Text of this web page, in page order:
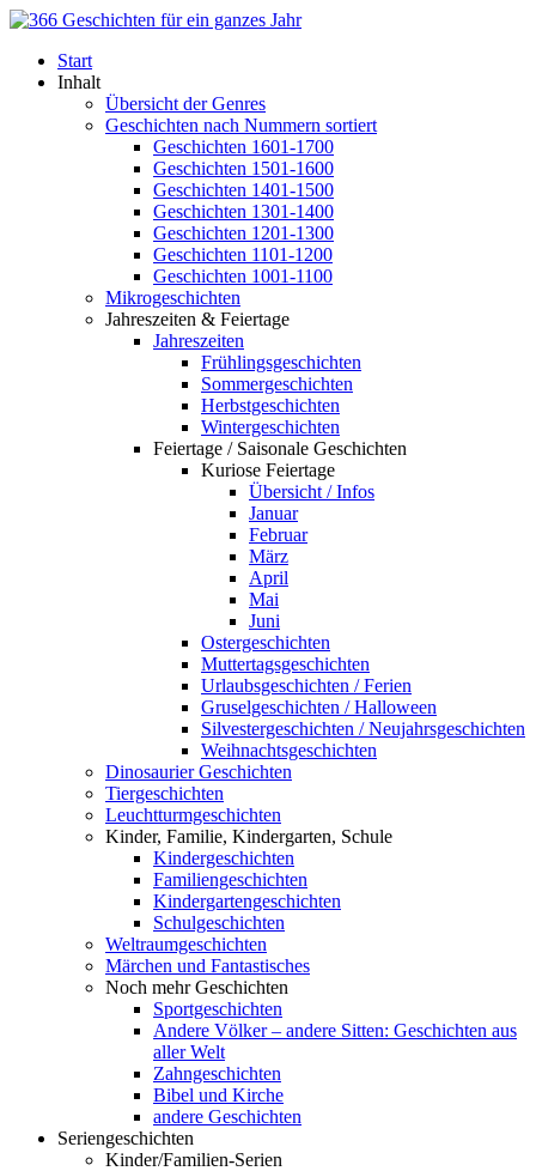
Start
Inhalt
Übersicht der Genres
Geschichten nach Nummern sortiert
Geschichten 1601-1700
Geschichten 1501-1600
Geschichten 1401-1500
Geschichten 1301-1400
Geschichten 1201-1300
Geschichten 1101-1200
Geschichten 1001-1100
Mikrogeschichten
Jahreszeiten & Feiertage
Jahreszeiten
Frühlingsgeschichten
Sommergeschichten
Herbstgeschichten
Wintergeschichten
Feiertage / Saisonale Geschichten
Kuriose Feiertage
Übersicht / Infos
Januar
Februar
März
April
Mai
Juni
Ostergeschichten
Muttertagsgeschichten
Urlaubsgeschichten / Ferien
Gruselgeschichten / Halloween
Silvestergeschichten / Neujahrsgeschichten
Weihnachtsgeschichten
Dinosaurier Geschichten
Tiergeschichten
Leuchtturmgeschichten
Kinder, Familie, Kindergarten, Schule
Kindergeschichten
Familiengeschichten
Kindergartengeschichten
Schulgeschichten
Weltraumgeschichten
Märchen und Fantastisches
Noch mehr Geschichten
Sportgeschichten
Andere Völker – andere Sitten: Geschichten aus
aller Welt
Zahngeschichten
Bibel und Kirche
andere Geschichten
Seriengeschichten
Kinder/Familien-Serien